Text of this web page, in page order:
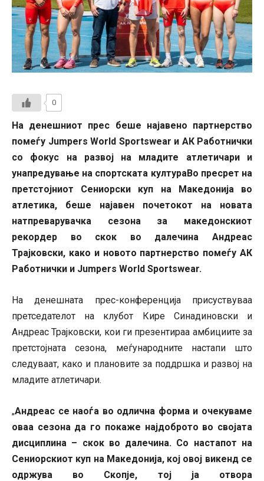
0
На денешниот прес беше најавено партнерство
помеѓу Jumpers World Sportswear и АК Работнички
со фокус на развој на младите атлетичари и
унапредување на спортската култураВо пресрет на
претстојниот Сениорски куп на Македонија во
атлетика, беше најавен почетокот на новата
натпреварувачка сезона за македонскиот
рекордер во скок во далечина Андреас
Трајковски, како и новото партнерство помеѓу АК
Работнички и Jumpers World Sportswear.
На денешната прес-конференција присуствуваа
претседателот на клубот Кире Синадиновски и
Андреас Трајковски, кои ги презентираа амбициите за
претстојната сезона, меѓународните настапи што
следуваат, како и плановите за поддршка и развој на
младите атлетичари.
„Андреас се наоѓа во одлична форма и очекуваме
оваа сезона да го покаже најдоброто во својата
дисциплина – скок во далечина. Со настапот на
Сениорскиот куп на Македонија, кој овој викенд се
одржува во Скопје, тој ја отвора